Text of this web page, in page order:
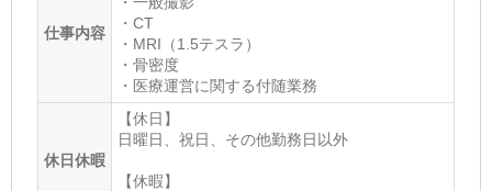
仕事内容
・CT
・MRI（1.5テスラ）
・骨密度
・医療運営に関する付随業務
休日休暇
【休日】
日曜日、祝日、その他勤務日以外
【休暇】